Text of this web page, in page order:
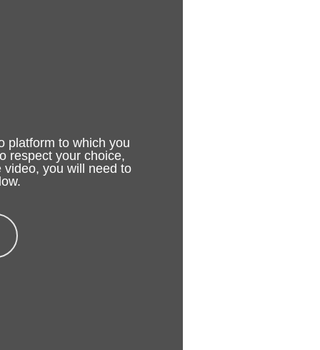
platform to which you
respect your choice,
you will need to